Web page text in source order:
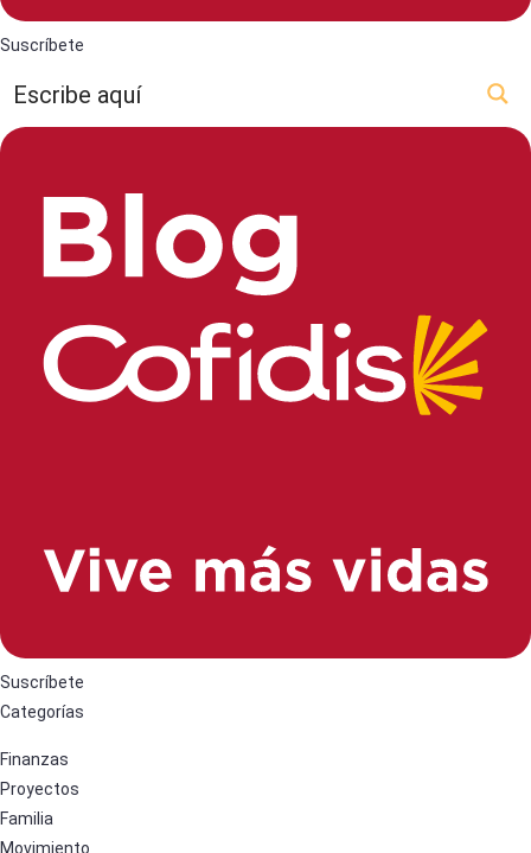
Suscríbete
Suscríbete
Categorías
Finanzas
Proyectos
Familia
Movimiento